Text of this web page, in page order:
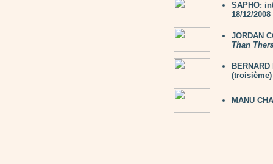
SAPHO:
18/12/2008
JORDAN
Than
MANU